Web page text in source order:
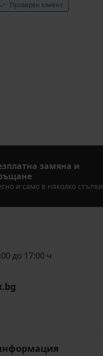
Проверен клиент
замяна и
и само в няколко стъпки
до 17:00 ч